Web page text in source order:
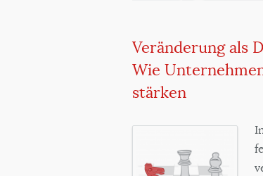
Veränderung als
Wie
stärken